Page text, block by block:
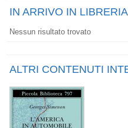
IN ARRIVO IN LIBRERIA
Nessun risultato trovato
ALTRI CONTENUTI